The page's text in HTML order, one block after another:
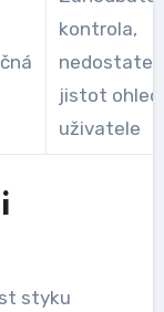
kontrola,
nedostatek
jistot
uživatele
styku